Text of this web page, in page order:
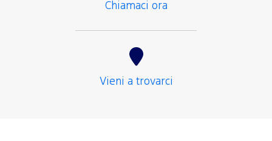
Chiamaci ora
Vieni a trovarci